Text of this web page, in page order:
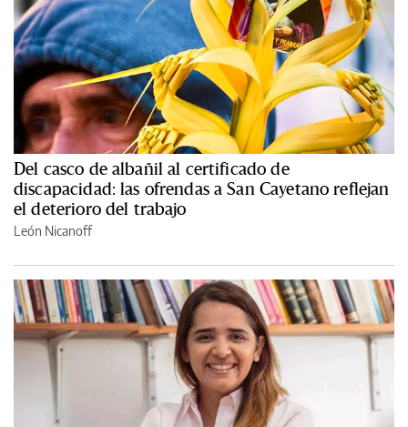
Del casco de albañil al certificado de
discapacidad: las ofrendas a San Cayetano reflejan
el deterioro del trabajo
León Nicanoff